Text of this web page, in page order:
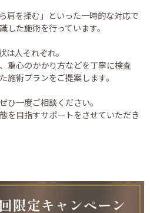
肩を揉む」といった一時的な対応で
した施術を行っています。
は人それぞれ。
重心のかかり方などを丁寧に検査
施術プランをご提案します。
ひ一度ご相談ください。
を目指すサポートをさせていただき